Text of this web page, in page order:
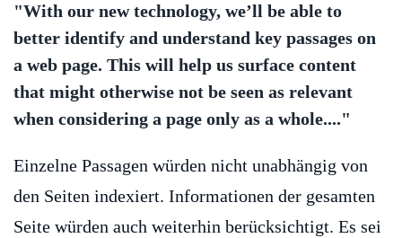
"With our new technology, we’ll be able to
better identify and understand key passages on
a web page. This will help us surface content
that might otherwise not be seen as relevant
when considering a page only as a whole...."
Einzelne Passagen würden nicht unabhängig von
den Seiten indexiert. Informationen der gesamten
Seite würden auch weiterhin berücksichtigt. Es sei